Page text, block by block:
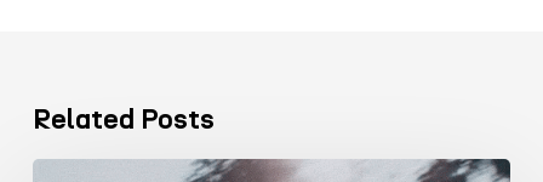
Related Posts